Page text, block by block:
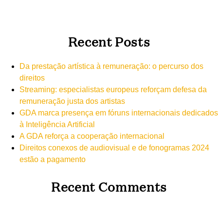
Recent Posts
Da prestação artística à remuneração: o percurso dos
direitos
Streaming: especialistas europeus reforçam defesa da
remuneração justa dos artistas
GDA marca presença em fóruns internacionais dedicados
à Inteligência Artificial
A GDA reforça a cooperação internacional
Direitos conexos de audiovisual e de fonogramas 2024
estão a pagamento
Recent Comments